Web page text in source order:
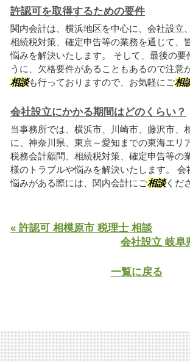
許認可を取得するための要件
関内会計は、横浜地区を中心に、会社設立
相続税対策、確定申告等の業務を通じて、
悩みを解決いたします。 そして、最後の要
うに、欠格要件があることもあるので注意
相談も行っておりますので、お気軽にご相
会社設立にかかる期間はどのくらい？
当事務所では、横浜市、川崎市、藤沢市、
に、神奈川県、東京～愛知までの東海エリ
税務会計顧問、相続税対策、確定申告等の
様のトラブルや悩みを解決いたします。 会
悩みがある際には、関内会計にご相談くだ
« 許認可 相模原市 税理士 相談
会社設立 岐阜
一覧に戻る